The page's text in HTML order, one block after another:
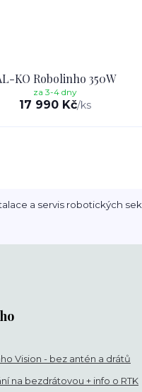
KO Robolinho 350W
17 990 Kč/ks
za 3-4 dny
a servis robotických
Vision - bez antén a drátů
na bezdrátovou + info o RTK